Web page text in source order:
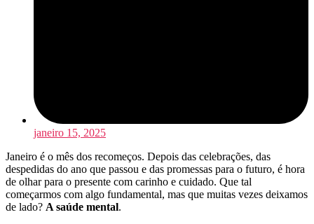
janeiro 15, 2025
Janeiro é o mês dos recomeços. Depois das celebrações, das
despedidas do ano que passou e das promessas para o futuro, é hora
de olhar para o presente com carinho e cuidado. Que tal
começarmos com algo fundamental, mas que muitas vezes deixamos
de lado? A saúde mental.